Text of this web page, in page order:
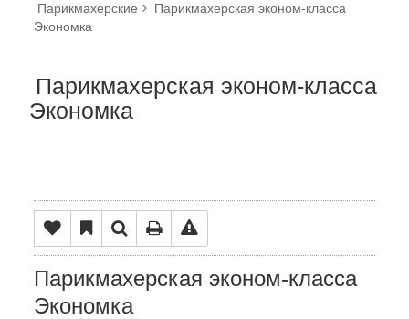
Парикмахерские
Парикмахерская эконом-класса
Экономка
Парикмахерская эконом-класса
Экономка
Парикмахерская эконом-класса
Экономка